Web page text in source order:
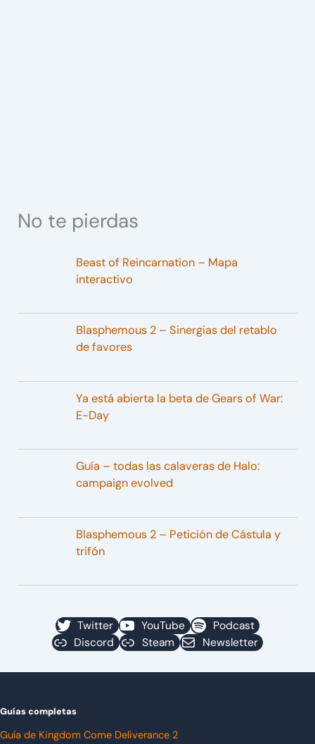
No te pierdas
Beast of Reincarnation – Mapa
interactivo
Blasphemous 2 – Sinergias del retablo
de favores
Ya está abierta la beta de Gears of War:
E-Day
Guía – todas las calaveras de Halo:
campaign evolved
Blasphemous 2 – Petición de Cástula y
trifón
Twitter YouTube
Podcast
Discord
Steam Newsletter
Guías completas
Guía de Kingdom Come Deliverance 2